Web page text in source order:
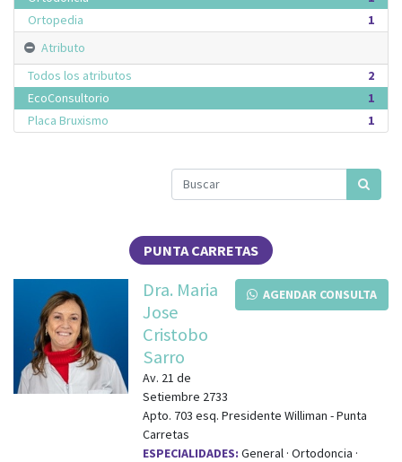
1
Ortopedia
Atributo
2
Todos los atributos
1
EcoConsultorio
1
Placa Bruxismo
PUNTA CARRETAS
AGENDAR CONSULTA
Dra. Maria
Jose
Cristobo
Sarro
Av. 21 de
Setiembre 2733
Apto. 703 esq. Presidente Williman -Punta
Carretas
ESPECIALIDADES: General · Ortodoncia ·